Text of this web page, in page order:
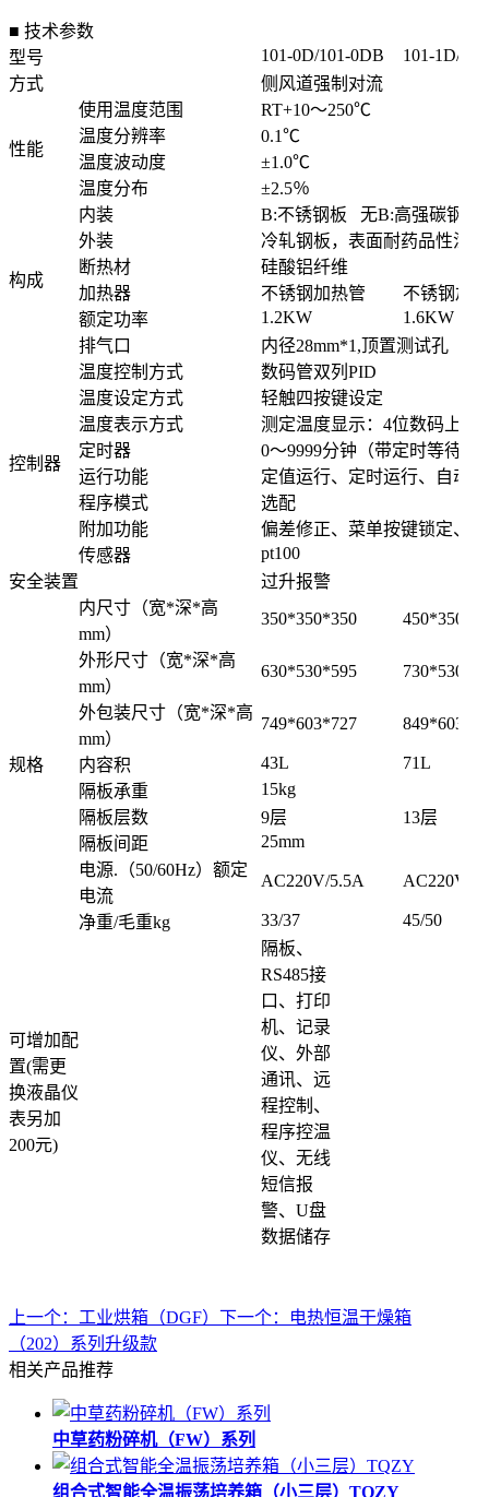
■ 技术参数
型号
101-0D/101-0DB
101-1D/
方式
侧风道强制对流
性能
使用温度范围
RT+10～250℃
温度分辨率
0.1℃
温度波动度
±1.0℃
温度分布
±2.5％
构成
内装 B:不锈钢板
无B:高强碳钢板
外装
冷轧钢板，表面耐药品性涂装
断热材
硅酸铝纤维
加热器
不锈钢加热管
不锈钢加
额定功率
1.2KW
1.6KW
排气口
内径28mm*1,顶置测试孔
控制器
温度控制方式
数码管双列PID
温度设定方式
轻触四按键设定
温度表示方式
测定温度显示：4位数码上位
定时器
0～9999分钟（带定时等待功
运行功能
定值运行、定时运行、自动
程序模式
选配
附加功能
偏差修正、菜单按键锁定、
传感器
pt100
安全装置
过升报警
规格
内尺寸（宽*深*高
mm）
350*350*350
外形尺寸（宽*深*高
mm）
630*530*595
外包装尺寸（宽*深*高
mm）
749*603*727
内容积 43L
71L
隔板承重
15kg
隔板层数
9层
13层
隔板间距
25mm
电源.（50/60Hz）额定
电流
AC220V/5.5A AC220V/
净重/毛重kg 33/37 45/50
可增加配
置(需更
换液晶仪
表另加
200元)
隔板、
RS485接
口、打印
机、记录
仪、外部
通讯、远
程控制、
程序控温
仪、无线
短信报
警、U盘
数据储存
上一个：工业烘箱（DGF） 下一个：电热恒温干燥箱
（202）系列升级款
相关产品推荐
中草药粉碎机（FW）系列
组合式智能全温振荡培养箱（小三层）TQZY